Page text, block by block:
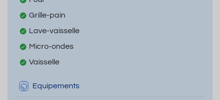
Grille-pain
Lave-vaisselle
Micro-ondes
Vaisselle
Equipements